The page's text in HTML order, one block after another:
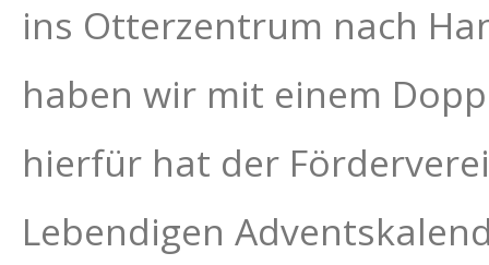
ins Otterzentrum nach
haben wir mit einem
hierfür hat der
Lebendigen